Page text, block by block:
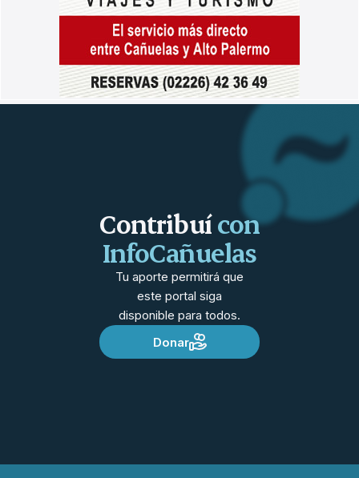
Contribuícon
InfoCañuelas
Tu aporte permitirá que
este portal siga
disponible para todos.
Donar